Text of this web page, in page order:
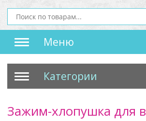
Меню
Категории
Зажим-хлопушка для